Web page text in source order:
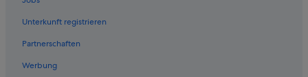
Unterkunft registrieren
Partnerschaften
Werbung